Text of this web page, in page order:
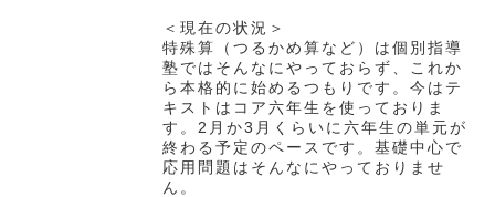
＜現在の状況＞
特殊算（つるかめ算など）は個別指導
塾ではそんなにやっておらず、これか
ら本格的に始めるつもりです。今はテ
キストはコア六年生を使っておりま
す。2月か3月くらいに六年生の単元が
終わる予定のペースです。基礎中心で
応用問題はそんなにやっておりませ
ん。